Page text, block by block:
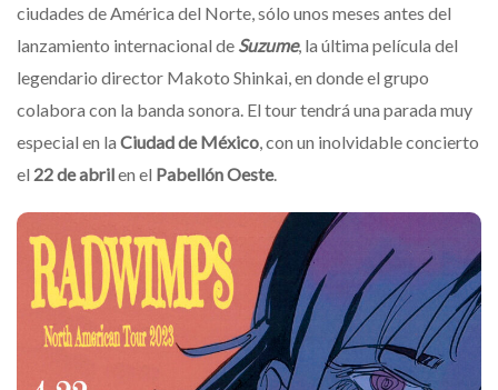
ciudades de América del Norte, sólo unos meses antes del
lanzamiento internacional de Suzume, la última película del
legendario director Makoto Shinkai, en donde el grupo
colabora con la banda sonora. El tour tendrá una parada muy
especial en la Ciudad de México, con un inolvidable concierto
el 22 de abrilen el Pabellón Oeste.